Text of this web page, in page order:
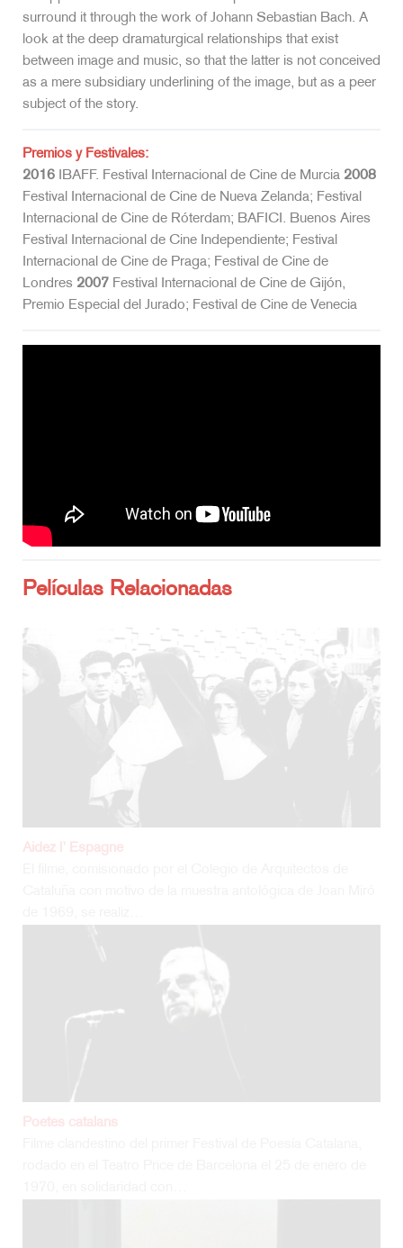
surround it through the work of Johann Sebastian Bach. A
look at the deep dramaturgical relationships that exist
between image and music, so that the latter is not conceived
as a mere subsidiary underlining of the image, but as a peer
subject of the story.
Premios y Festivales:
2016 IBAFF. Festival Internacional de Cine de Murcia 2008
Festival Internacional de Cine de Nueva Zelanda; Festival
Internacional de Cine de Róterdam; BAFICI. Buenos Aires
Festival Internacional de Cine Independiente; Festival
Internacional de Cine de Praga; Festival de Cine de
Londres 2007 Festival Internacional de Cine de Gijón,
Premio Especial del Jurado; Festival de Cine de Venecia
Películas Relacionadas